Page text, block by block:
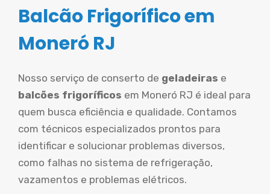
Balcão Frigorífico em
Moneró RJ
Nosso serviço de conserto de geladeiras e
balcões frigoríficos em Moneró RJ é ideal para
quem busca eficiência e qualidade. Contamos
com técnicos especializados prontos para
identificar e solucionar problemas diversos,
como falhas no sistema de refrigeração,
vazamentos e problemas elétricos.